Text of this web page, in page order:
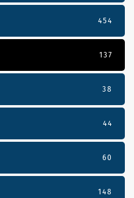
454
137
38
44
60
148